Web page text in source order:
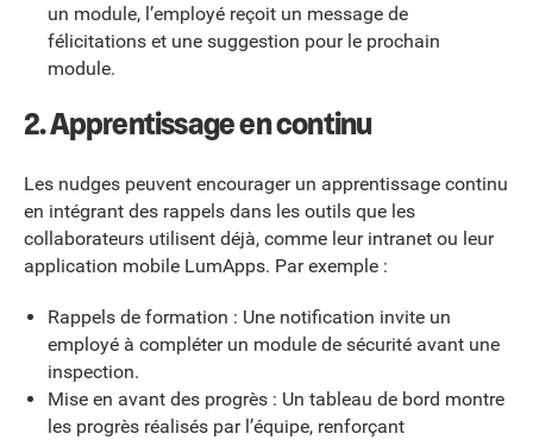
un module, l’employé reçoit un message de
félicitations et une suggestion pour le prochain
module.
2. Apprentissage en continu
Les nudges peuvent encourager un apprentissage continu
en intégrant des rappels dans les outils que les
collaborateurs utilisent déjà, comme leur intranet ou leur
application mobile LumApps. Par exemple :
Rappels de formation : Une notification invite un
employé à compléter un module de sécurité avant une
inspection.
Mise en avant des progrès : Un tableau de bord montre
les progrès réalisés par l’équipe, renforçant